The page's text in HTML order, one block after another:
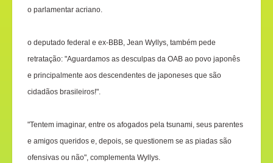
o parlamentar acriano.
o deputado federal e ex-BBB, Jean Wyllys, também pede
retratação: "Aguardamos as desculpas da OAB ao povo japonês
e principalmente aos descendentes de japoneses que são
cidadãos brasileiros!".
"Tentem imaginar, entre os afogados pela tsunami, seus parentes
e amigos queridos e, depois, se questionem se as piadas são
ofensivas ou não", complementa Wyllys.